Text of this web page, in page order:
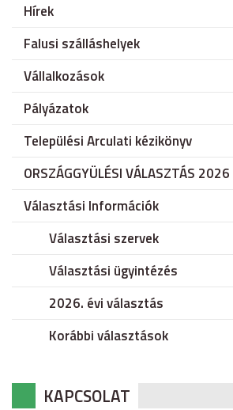
Hírek
Falusi szálláshelyek
Vállalkozások
Pályázatok
Települési Arculati kézikönyv
ORSZÁGGYÜLÉSI VÁLASZTÁS 2026
Választási Információk
Választási szervek
Választási ügyintézés
2026. évi választás
Korábbi választások
KAPCSOLAT